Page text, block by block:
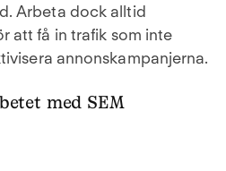
Arbeta dock alltid
att få in trafik som inte
annonskampanjerna.
med SEM